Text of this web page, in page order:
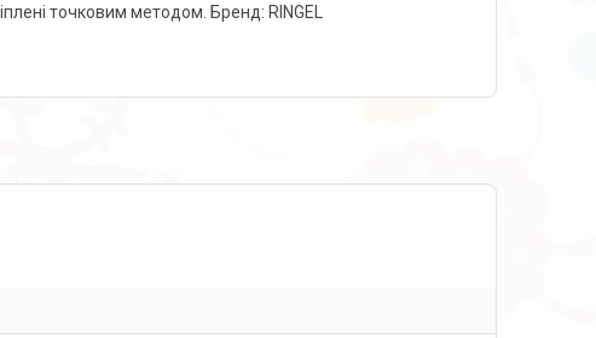
точковим методом. Бренд: RINGEL